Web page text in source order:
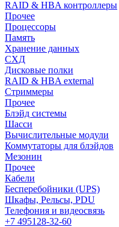
RAID & HBA контроллеры
Прочее
Процессоры
Память
Хранение данных
СХД
Дисковые полки
RAID & HBA external
Стриммеры
Прочее
Блэйд системы
Шасси
Вычислительные модули
Коммутаторы для блэйдов
Мезонин
Прочее
Кабели
Бесперебойники (UPS)
Шкафы, Рельсы, PDU
Телефония и видеосвязь
+7 495128-32-60